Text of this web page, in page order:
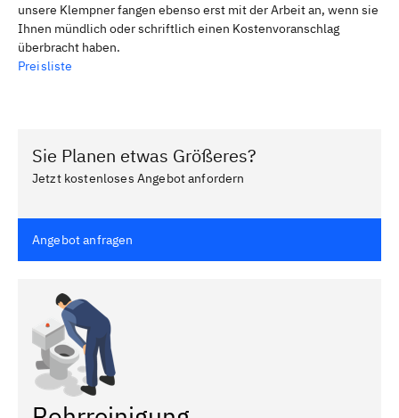
unsere Klempner fangen ebenso erst mit der Arbeit an, wenn sie
Ihnen mündlich oder schriftlich einen Kostenvoranschlag
überbracht haben.
Preisliste
Sie Planen etwas Größeres?
Jetzt kostenloses Angebot anfordern
Angebot anfragen